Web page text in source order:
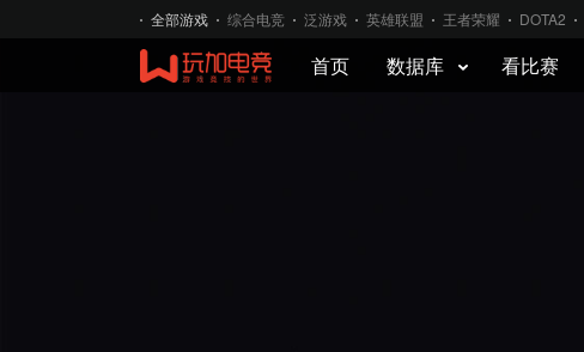
全部游戏 综合电竞 泛游戏 英雄联盟 王者荣耀 DOTA2
首页 数据库 看比赛